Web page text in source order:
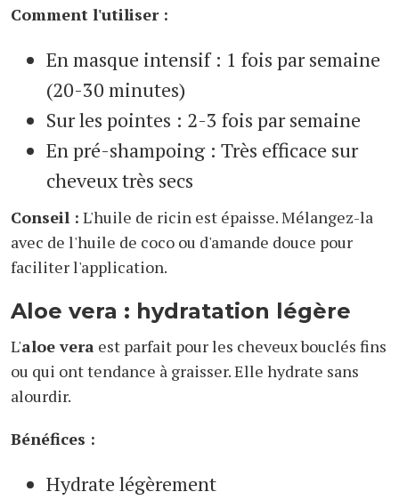
Comment l'utiliser :
En masque intensif : 1 fois par semaine
(20-30 minutes)
Sur les pointes : 2-3 fois par semaine
En pré-shampoing : Très efficace sur
cheveux très secs
Conseil : L'huile de ricin est épaisse. Mélangez-la
avec de l'huile de coco ou d'amande douce pour
faciliter l'application.
Aloe vera : hydratation légère
L'aloe vera est parfait pour les cheveux bouclés fins
ou qui ont tendance à graisser. Elle hydrate sans
alourdir.
Bénéfices :
Hydrate légèrement